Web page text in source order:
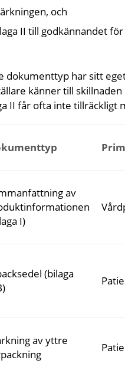
och
II till godkännandet
dokumenttyp har sitt
känner till
II får ofta inte tillräckligt
av
I)
(bilaga
av yttre